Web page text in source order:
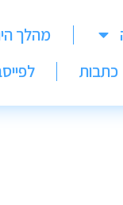
מהלך
כתבות